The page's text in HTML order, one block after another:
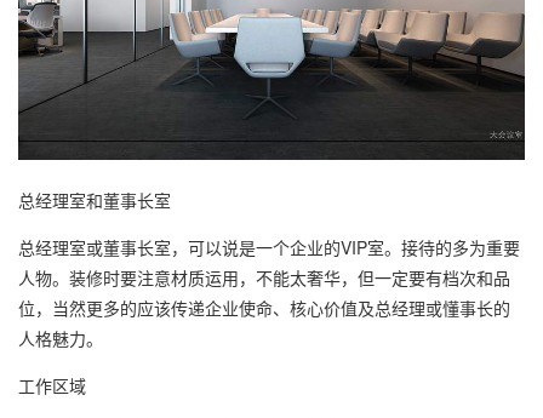
总经理室和董事长室
总经理室或董事长室，可以说是一个企业的VIP室。接待的多为重要
人物。装修时要注意材质运用，不能太奢华，但一定要有档次和品
位，当然更多的应该传递企业使命、核心价值及总经理或懂事长的
人格魅力。
工作区域